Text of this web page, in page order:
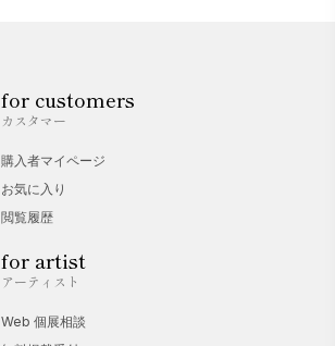
for customers
カスタマー
購入者マイページ
お気に入り
閲覧履歴
for artist
アーティスト
Web 個展相談